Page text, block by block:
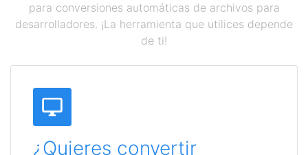
para conversiones automáticas de archivos para
desarrolladores. ¡La herramienta que utilices depende
de ti!
¿Quieres convertir